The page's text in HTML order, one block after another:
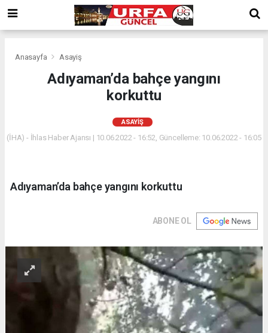
Anasayfa Asayiş
Adıyaman’da bahçe yangını
korkuttu
ASAYIŞ
(İHA) - İhlas Haber Ajansı | 10.06.2022 - 16:52, Güncelleme: 10.06.2022 - 16:05
Adıyaman’da bahçe yangını korkuttu
ABONE OL